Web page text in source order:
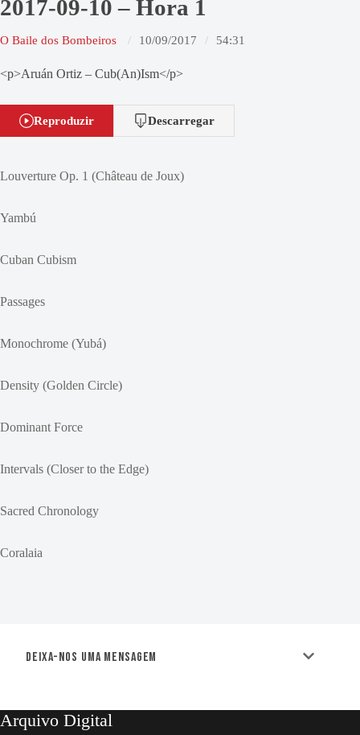
2017-09-10 – Hora 1
O Baile dos Bombeiros 10/09/2017 54:31
<p>Aruán Ortiz – Cub(An)Ism</p>
Reproduzir Descarregar
Louverture Op. 1 (Château de Joux)
Yambú
Cuban Cubism
Passages
Monochrome (Yubá)
Density (Golden Circle)
Dominant Force
Intervals (Closer to the Edge)
Sacred Chronology
Coralaia
Deixa-nos uma mensagem
Arquivo Digital